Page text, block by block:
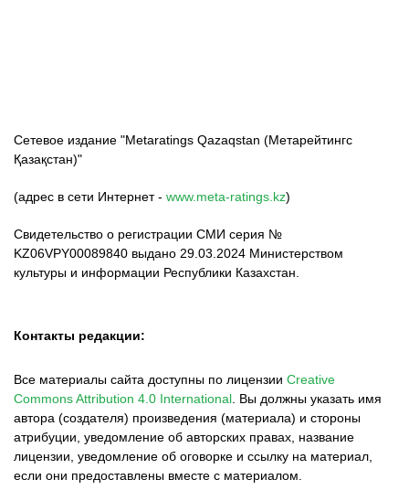
Сетевое издание "Metaratings Qazaqstan (Метарейтингс
Қазақстан)"
(адрес в сети Интернет - www.meta-ratings.kz)
Свидетельство о регистрации СМИ серия №
KZ06VPY00089840 выдано 29.03.2024 Министерством
культуры и информации Республики Казахстан.
Контакты редакции:
Все материалы сайта доступны по лицензии Creative
Commons Attribution 4.0 International. Вы должны указать имя
автора (создателя) произведения (материала) и стороны
атрибуции, уведомление об авторских правах, название
лицензии, уведомление об оговорке и ссылку на материал,
если они предоставлены вместе с материалом.